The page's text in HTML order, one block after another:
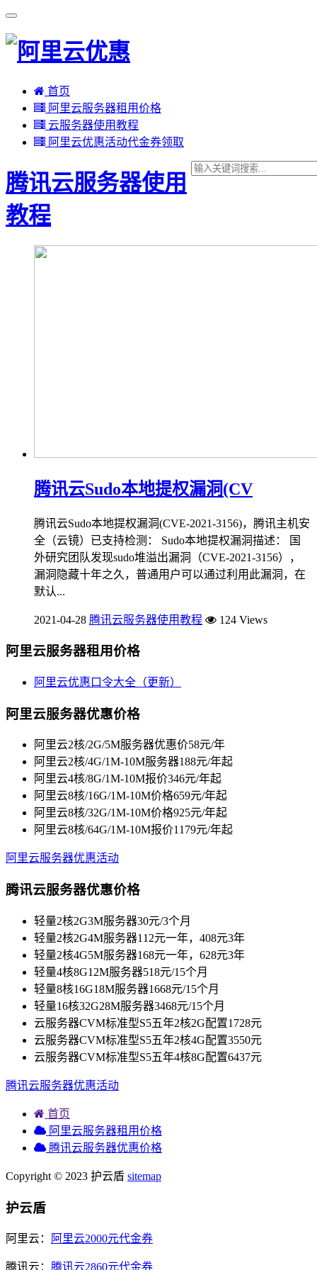
首页
阿里云服务器租用价格
云服务器使用教程
阿里云优惠活动代金券领取
腾讯云服务器使用
教程
腾讯云Sudo本地提权漏洞(CV
腾讯云Sudo本地提权漏洞(CVE-2021-3156)，腾讯主机安
全（云镜）已支持检测： Sudo本地提权漏洞描述： 国
外研究团队发现sudo堆溢出漏洞（CVE-2021-3156），
漏洞隐藏十年之久，普通用户可以通过利用此漏洞，在
默认...
2021-04-28 腾讯云服务器使用教程 124 Views
阿里云服务器租用价格
阿里云优惠口令大全（更新）
阿里云服务器优惠价格
阿里云2核/2G/5M服务器优惠价58元/年
阿里云2核/4G/1M-10M服务器188元/年起
阿里云4核/8G/1M-10M报价346元/年起
阿里云8核/16G/1M-10M价格659元/年起
阿里云8核/32G/1M-10M价格925元/年起
阿里云8核/64G/1M-10M报价1179元/年起
阿里云服务器优惠活动
腾讯云服务器优惠价格
轻量2核2G3M服务器30元/3个月
轻量2核2G4M服务器112元一年，408元3年
轻量2核4G5M服务器168元一年，628元3年
轻量4核8G12M服务器518元/15个月
轻量8核16G18M服务器1668元/15个月
轻量16核32G28M服务器3468元/15个月
云服务器CVM标准型S5五年2核2G配置1728元
云服务器CVM标准型S5五年2核4G配置3550元
云服务器CVM标准型S5五年4核8G配置6437元
腾讯云服务器优惠活动
首页
阿里云服务器租用价格
腾讯云服务器优惠价格
Copyright © 2023 护云盾 sitemap
护云盾
阿里云： 阿里云2000元代金券
腾讯云： 腾讯云2860元代金券